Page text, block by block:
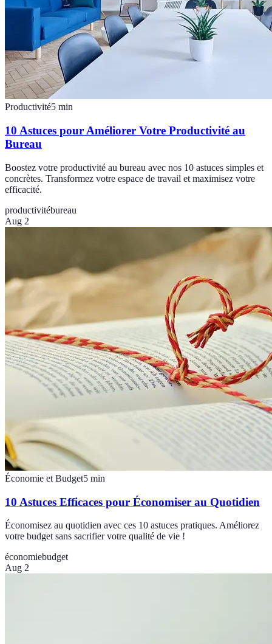
Productivité5 min
10 Astuces pour Améliorer Votre Productivité au
Bureau
Boostez votre productivité au bureau avec nos 10 astuces simples et
concrètes. Transformez votre espace de travail et maximisez votre
efficacité.
productivitébureau
Aug 2
Économie et Budget5 min
10 Astuces Efficaces pour Économiser au Quotidien
Économisez au quotidien avec ces 10 astuces pratiques. Améliorez
votre budget sans sacrifier votre qualité de vie !
économiebudget
Aug 2